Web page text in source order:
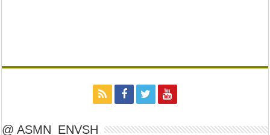
@ ASMN_ENVSH